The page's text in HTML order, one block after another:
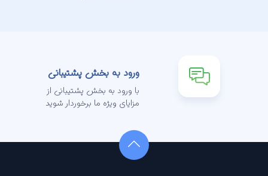
ورود به بخش پشتیبانی
با ورود به بخش پشتیبانی از
مزایای ویژه ما برخوردار شوید